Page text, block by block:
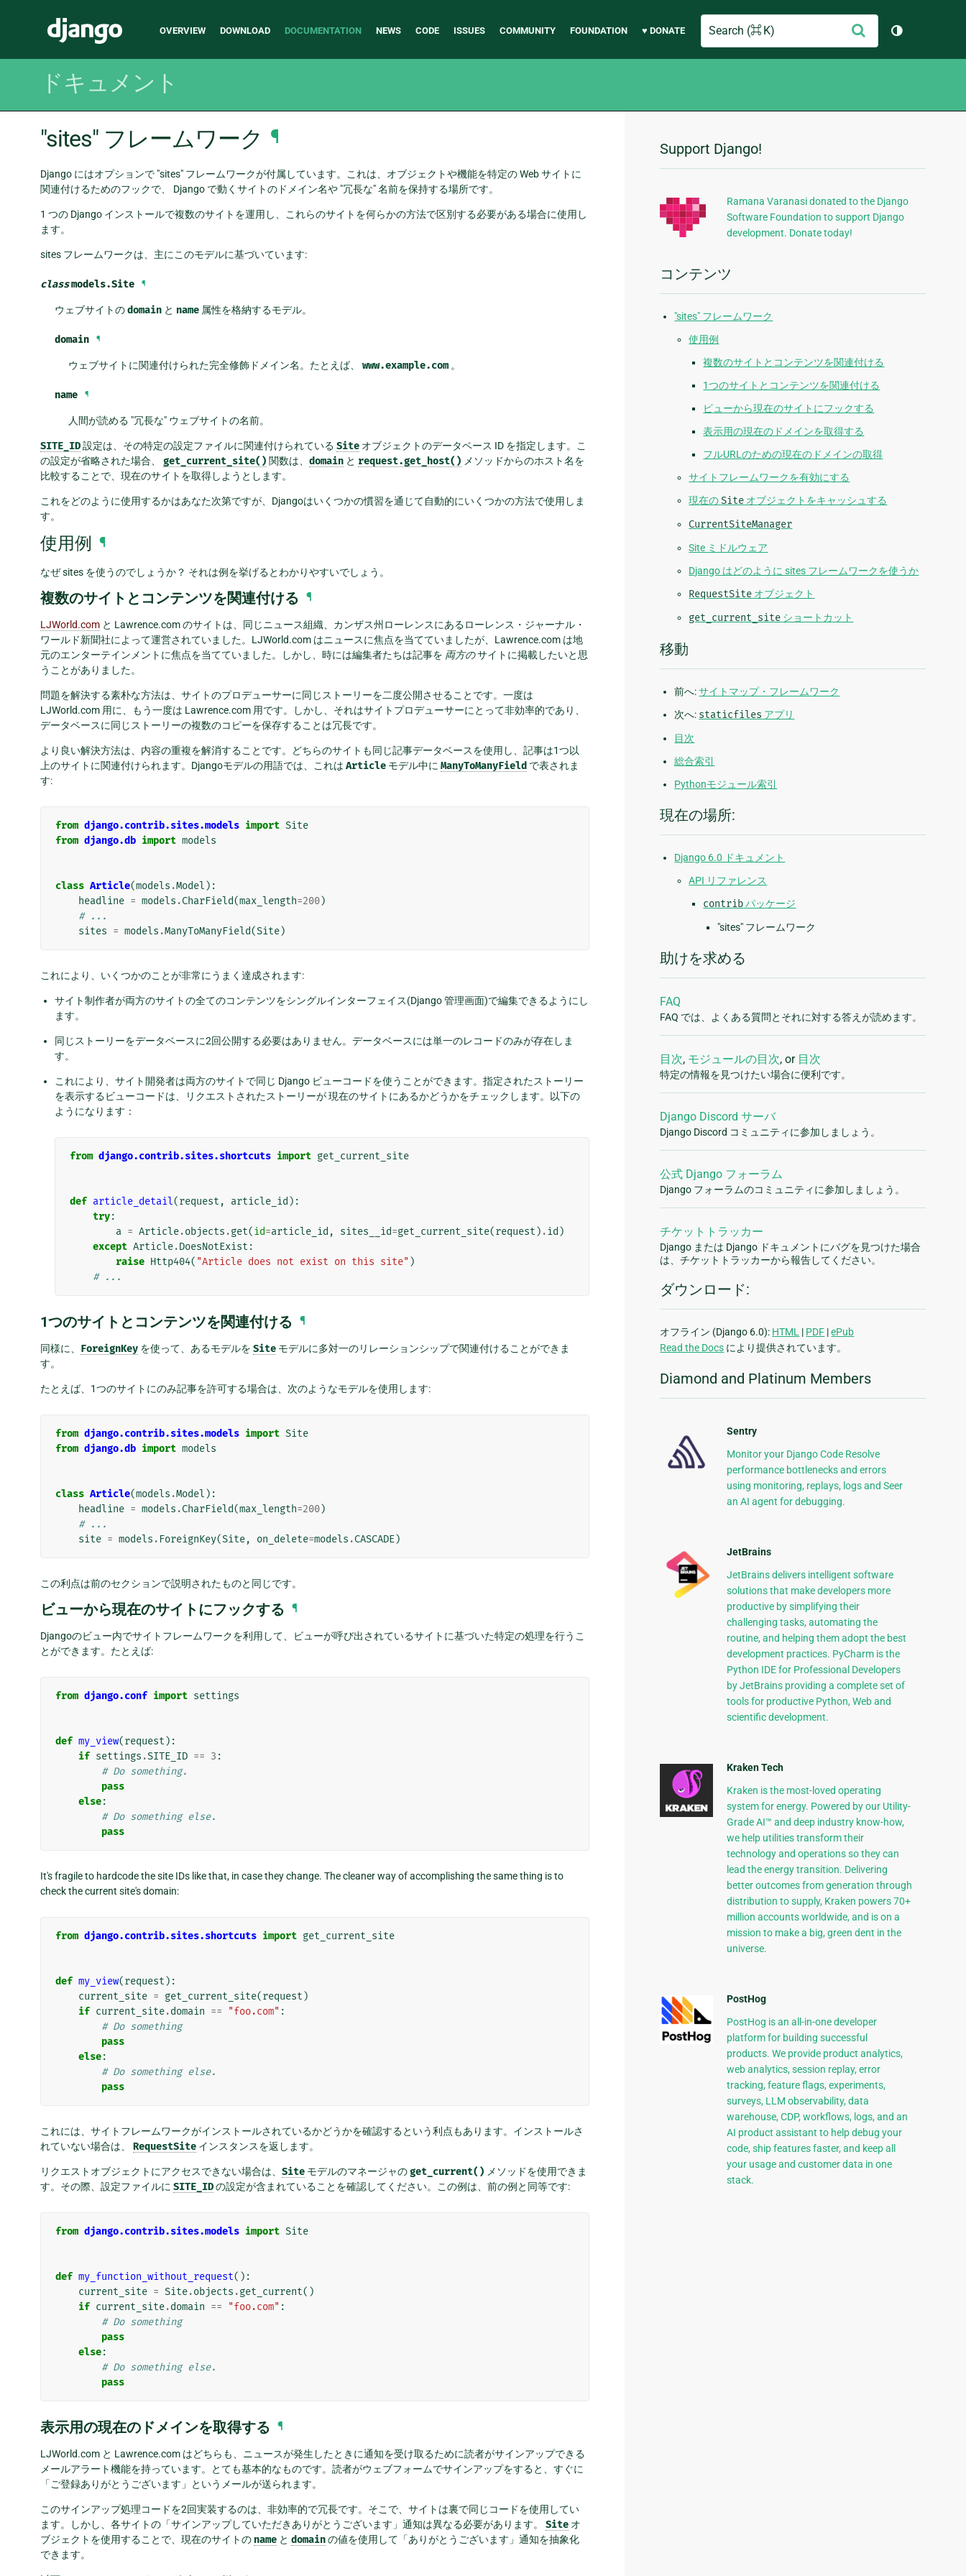
Django
Main
OVERVIEW DOWNLOAD DOCUMENTATION NEWS CODE ISSUES COMMUNITY FOUNDATION ♥ DONATE
Search
信
テーマを切
ドキュメント
"sites" フレームワーク ¶
Django にはオプションで "sites" フレームワークが付属しています。これは、オブジェクトや機能を特定の Web サイトに
関連付けるためのフックで、 Django で動くサイトのドメイン名や "冗長な" 名前を保持する場所です。
1 つの Django インストールで複数のサイトを運用し、これらのサイトを何らかの方法で区別する必要がある場合に使用し
ます。
sites フレームワークは、主にこのモデルに基づいています:
classmodels.Site ¶
ウェブサイトのdomainと name属性を格納するモデル。
domain ¶
ウェブサイトに関連付けられた完全修飾ドメイン名。たとえば、www.example.com 。
name ¶
人間が読める "冗長な" ウェブサイトの名前。
SITE_ID設定は、その特定の設定ファイルに関連付けられている Site オブジェクトのデータベース ID を指定します。こ
の設定が省略された場合、 get_current_site() 関数は、 domain と request.get_host() メソッドからのホスト名を
比較することで、現在のサイトを取得しようとします。
これをどのように使用するかはあなた次第ですが、Djangoはいくつかの慣習を通じて自動的にいくつかの方法で使用しま
す。
使用例 ¶
なぜ sites を使うのでしょうか？ それは例を挙げるとわかりやすいでしょう。
複数のサイトとコンテンツを関連付ける ¶
LJWorld.com と Lawrence.com のサイトは、同じニュース組織、カンザス州ローレンスにあるローレンス・ジャーナル・
ワールド新聞社によって運営されていました。LJWorld.com はニュースに焦点を当てていましたが、Lawrence.com は地
元のエンターテインメントに焦点を当てていました。しかし、時には編集者たちは記事を 両方のサイトに掲載したいと思
うことがありました。
問題を解決する素朴な方法は、サイトのプロデューサーに同じストーリーを二度公開させることです。一度は
LJWorld.com 用に、もう一度は Lawrence.com 用です。しかし、それはサイトプロデューサーにとって非効率的であり、
データベースに同じストーリーの複数のコピーを保存することは冗長です。
より良い解決方法は、内容の重複を解消することです。どちらのサイトも同じ記事データベースを使用し、記事は1つ以
上のサイトに関連付けられます。Djangoモデルの用語では、これは Article モデル中に ManyToManyField で表されま
す:
from django.contrib.sites.models import Site
from django.db import models
class Article(models .Model ):
headline = models .CharField(max_length=200)
# ...
sites = models .ManyToManyField(Site)
これにより、いくつかのことが非常にうまく達成されます:
サイト制作者が両方のサイトの全てのコンテンツをシングルインターフェイス(Django 管理画面)で編集できるようにし
ます。
同じストーリーをデータベースに2回公開する必要はありません。データベースには単一のレコードのみが存在しま
す。
これにより、サイト開発者は両方のサイトで同じ Django ビューコードを使うことができます。指定されたストーリー
を表示するビューコードは、リクエストされたストーリーが 現在のサイトにあるかどうかをチェックします。以下の
ようになります：
from django.contrib.sites.shortcuts import get_current_site
def article_detail(request , article_id ):
try:
a = Article.objects .get(id=article_id , sites__id=get_current_site(request ) .id )
except Article.DoesNotExist :
raise Http404( "Article does not exist on this site" )
# ...
1つのサイトとコンテンツを関連付ける ¶
同様に、 ForeignKey を使って、あるモデルを Site モデルに多対一のリレーションシップで関連付けることができま
す。
たとえば、1つのサイトにのみ記事を許可する場合は、次のようなモデルを使用します:
from django.contrib.sites.models import Site
from django.db import models
class Article(models .Model ):
headline = models .CharField(max_length=200)
# ...
site = models . ForeignKey(Site, on_delete=models .CASCADE)
この利点は前のセクションで説明されたものと同じです。
ビューから現在のサイトにフックする ¶
Djangoのビュー内でサイトフレームワークを利用して、ビューが呼び出されているサイトに基づいた特定の処理を行うこ
とができます。たとえば:
from django.conf import settings
def my_view(request ):
if settings .SITE_ID == 3 :
# Do something.
pass
else:
# Do something else.
pass
It's fragile to hardcode the site IDs like that, in case they change. The cleaner way of accomplishing the same thing is to
check the current site's domain:
from django.contrib.sites.shortcuts import get_current_site
def my_view(request ):
current_site = get_current_site(request )
if current_site.domain == "foo.com" :
# Do something
pass
else:
# Do something else.
pass
これには、サイトフレームワークがインストールされているかどうかを確認するという利点もあります。インストールさ
れていない場合は、 RequestSite インスタンスを返します。
リクエストオブジェクトにアクセスできない場合は、 Site モデルのマネージャのget_current() メソッドを使用できま
す。その際、設定ファイルに SITE_IDの設定が含まれていることを確認してください。この例は、前の例と同等です:
from django.contrib.sites.models import Site
def my_function_without_request():
current_site = Site.objects .get_current()
if current_site.domain == "foo.com" :
# Do something
pass
else:
# Do something else.
pass
表示用の現在のドメインを取得する ¶
LJWorld.com と Lawrence.com はどちらも、ニュースが発生したときに通知を受け取るために読者がサインアップできる
メールアラート機能を持っています。とても基本的なものです。読者がウェブフォームでサインアップをすると、すぐに
「ご登録ありがとうございます」というメールが送られます。
このサインアップ処理コードを2回実装するのは、非効率的で冗長です。そこで、サイトは裏で同じコードを使用してい
ます。しかし、各サイトの「サインアップしていただきありがとうございます」通知は異なる必要があります。 Site オ
ブジェクトを使用することで、現在のサイトの name と domainの値を使用して「ありがとうございます」通知を抽象化
できます。
追
加
的
な
報
Support Django!
Ramana Varanasi donated to the Django
Software Foundation to support Django
development. Donate today!
コンテンツ
"sites" フレームワーク
使用例
複数のサイトとコンテンツを関連付ける
1つのサイトとコンテンツを関連付ける
ビューから現在のサイトにフックする
表示用の現在のドメインを取得する
フルURLのための現在のドメインの取得
サイトフレームワークを有効にする
現在のSite オブジェクトをキャッシュする
CurrentSiteManager
Site ミドルウェア
Django はどのように sites フレームワークを使うか
RequestSite オブジェクト
get_current_site ショートカット
移動
前へ:サイトマップ・フレームワーク
次へ: staticfiles アプリ
目次
総合索引
Pythonモジュール索引
現在の場所:
Django 6.0 ドキュメント
API リファレンス
contribパッケージ
"sites" フレームワーク
助けを求める
FAQ
FAQ では、よくある質問とそれに対する答えが読めます。
目次, モジュールの目次, or 目次
特定の情報を見つけたい場合に便利です。
Django Discord サーバ
Django Discord コミュニティに参加しましょう。
公式 Django フォーラム
Django フォーラムのコミュニティに参加しましょう。
チケットトラッカー
Django または Django ドキュメントにバグを見つけた場合
は、チケットトラッカーから報告してください。
ダウンロード:
オフライン (Django 6.0): HTML | PDF |ePub
Read the Docs により提供されています。
Diamond and Platinum Members
Sentry
Monitor your Django Code Resolve
performance bottlenecks and errors
using monitoring, replays, logs and Seer
an AI agent for debugging.
JetBrains
JetBrains delivers intelligent software
solutions that make developers more
productive by simplifying their
challenging tasks, automating the
routine, and helping them adopt the best
development practices. PyCharm is the
Python IDE for Professional Developers
by JetBrains providing a complete set of
tools for productive Python, Web and
scientific development.
Kraken Tech
Kraken is the most-loved operating
system for energy. Powered by our Utility-
Grade AI™ and deep industry know-how,
we help utilities transform their
technology and operations so they can
lead the energy transition. Delivering
better outcomes from generation through
distribution to supply, Kraken powers 70+
million accounts worldwide, and is on a
mission to make a big, green dent in the
universe.
PostHog
PostHog is an all-in-one developer
platform for building successful
products. We provide product analytics,
web analytics, session replay, error
tracking, feature flags, experiments,
surveys, LLM observability, data
warehouse, CDP, workflows, logs, and an
AI product assistant to help debug your
code, ship features faster, and keep all
your usage and customer data in one
stack.